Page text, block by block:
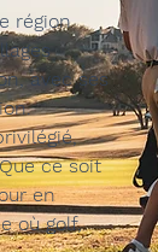
région
avec ses
ce soit
en
où golf,